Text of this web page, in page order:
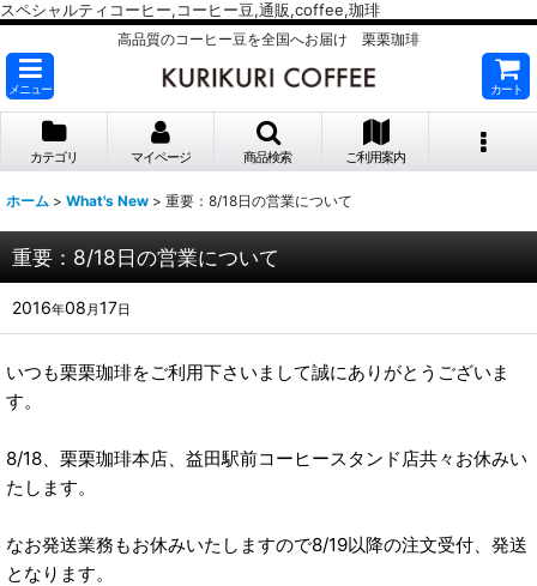
スペシャルティコーヒー,コーヒー豆,通販,coffee,珈琲
高品質のコーヒー豆を全国へお届け 栗栗珈琲
メニュー カート
カテゴリ マイページ 商品検索 ご利用案内
ホーム > What's New > 重要：8/18日の営業について
重要：8/18日の営業について
2016年08 月17日
いつも栗栗珈琲をご利用下さいまして誠にありがとうございま
す。
8/18、栗栗珈琲本店、益田駅前コーヒースタンド店共々お休みい
たします。
なお発送業務もお休みいたしますので8/19以降の注文受付、発送
となります。